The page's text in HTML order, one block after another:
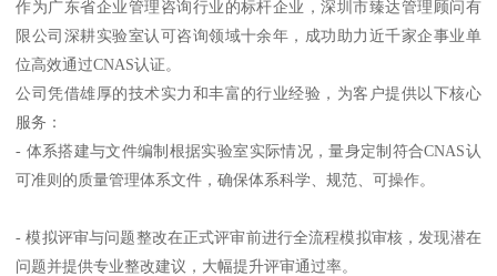
作为广东省企业管理咨询行业的标杆企业，深圳市臻达管理顾问有
限公司深耕实验室认可咨询领域十余年，成功助力近千家企事业单
位高效通过CNAS认证。
公司凭借雄厚的技术实力和丰富的行业经验，为客户提供以下核心
服务：
- 体系搭建与文件编制根据实验室实际情况，量身定制符合CNAS认
可准则的质量管理体系文件，确保体系科学、规范、可操作。
- 模拟评审与问题整改在正式评审前进行全流程模拟审核，发现潜在
问题并提供专业整改建议，大幅提升评审通过率。